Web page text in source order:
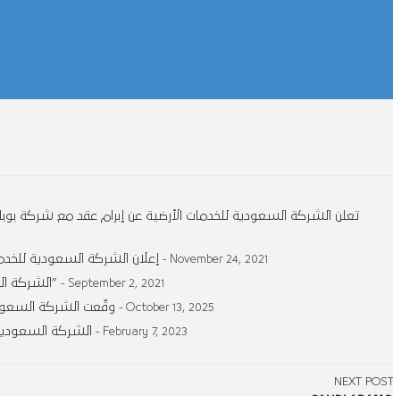
تعلن الشركة السعودية للخدمات الأرضية عن إبرام عقد مع شركة بوبا
إعلان الشركة السعودية - November 24, 2021
الشركة السعودية للخدمات الأرضية تقدم خدمات الركاب لـ “كروز السعودية” - September 2, 2021
وقّعت الشركة - October 13, 2025
الشركة - February 7, 2023
NEXT POST